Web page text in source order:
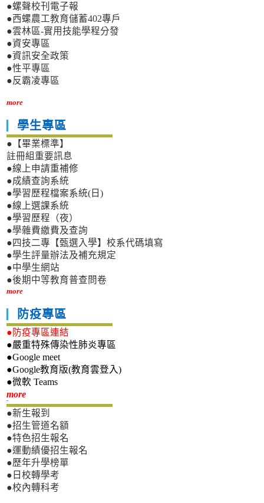
●螺聲校刊電子報
●西螺農工教育儲蓄402專戶
●雲林區-實用技能學程分發
●資安專區
●資訊安全政策
●性平專區
●反霸凌專區
more
學生專區
●【畢業標準】
註冊組重要訊息
●線上申請重補修
●成績查詢系統
●學習歷程檔案系統(日)
●線上選課系統
●學習歷程（夜）
●學雜費繳費及查詢
●四技二專【甄選入學】校系代碼填寫
●學生評量辦法及補充規定
●中學生網站
●後期中等教育普查問卷
more
防疫專區
●防疫專區連結
●嚴重特殊傳染性肺炎專區
●Google meet
●Google教育版(教育雲登入)
●微軟 Teams
more新生專區
●新生報到
●招生管道名額
●特色招生報名
●運動績優招生報名
●歷年升學榜單
●日校轉學考
●校內轉科考